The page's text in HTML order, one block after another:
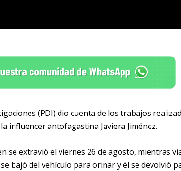
(PDI) dio cuenta de los trabajos
influencer antofagastina Javiera Jiménez.
se extravió el viernes 26 de agosto, mientras
bajó del vehículo para orinar y él se devolvió